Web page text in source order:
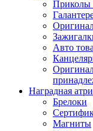
Приколы
Авто
Наградная
Брелоки
Магниты